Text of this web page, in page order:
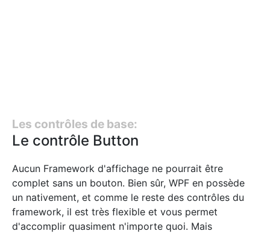
Les contrôles de base:
Le contrôle Button
Aucun Framework d'affichage ne pourrait être
complet sans un bouton. Bien sûr, WPF en possède
un nativement, et comme le reste des contrôles du
framework, il est très flexible et vous permet
d'accomplir quasiment n'importe quoi. Mais